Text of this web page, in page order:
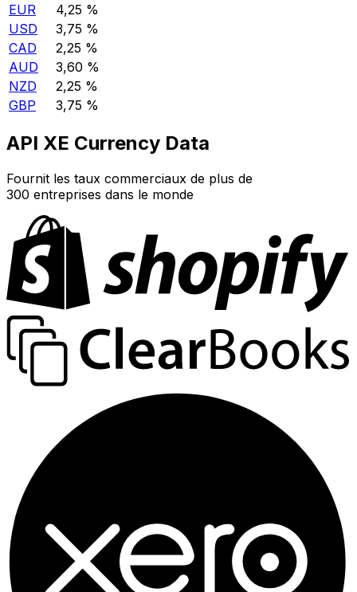
EUR
4,25 %
USD
3,75 %
CAD
2,25 %
AUD
3,60 %
NZD
2,25 %
GBP
3,75 %
API XE Currency Data
Fournit les taux commerciaux de plus de
300 entreprises dans le monde